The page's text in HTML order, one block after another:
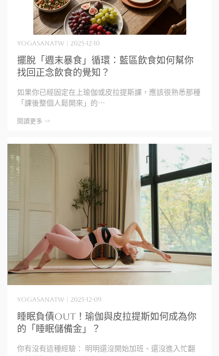
擺脫「週末暴食」循環：藍區飲食如何幫你
找回正念飲食的覺知？
yogasanatw | 2025-12-10
如果你已經固定在上瑜伽或皮拉提斯課，應該很熟悉那種
「課後整個人鬆開來」的⋯
閱讀更多 ->
睡眠負債out！瑜伽與皮拉提斯如何成為你
的「睡眠儲備金」？
yogasanatw | 2025-12-09
你有沒有這種經驗： 明明還沒開始加班、還沒進入忙翻